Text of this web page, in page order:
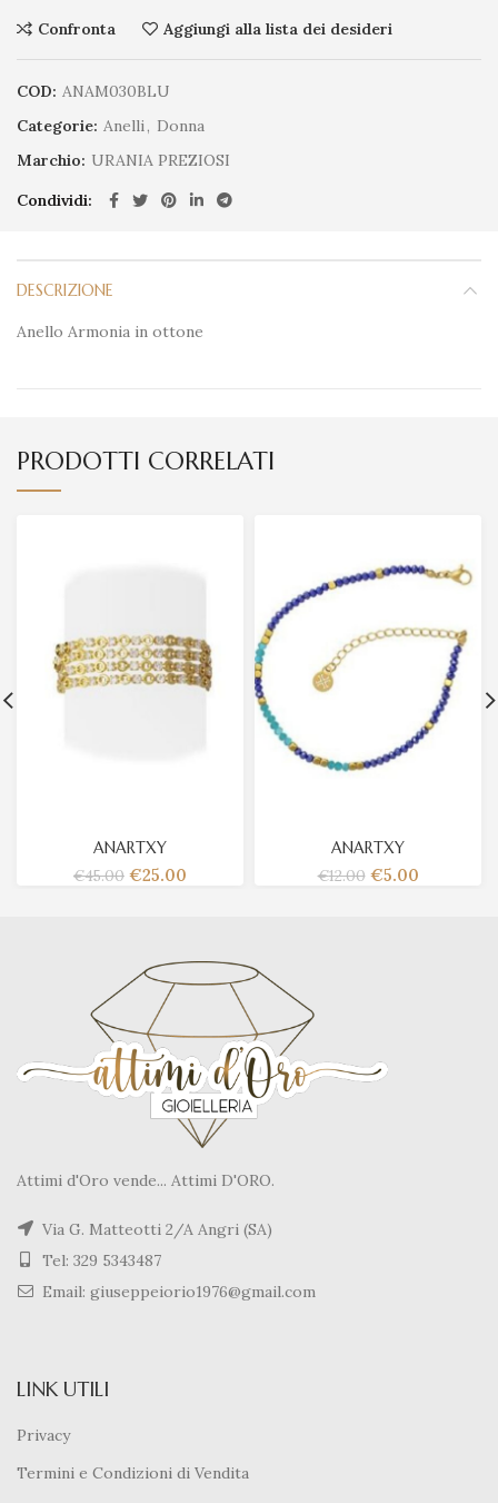
Confronta Aggiungi alla lista dei desideri
COD: ANAM030BLU
Categorie: Anelli, Donna
Marchio: URANIA PREZIOSI
Condividi
DESCRIZIONE
Anello Armonia in ottone
PRODOTTI CORRELATI
ANARTXY
€45.00 €25.00
ANARTXY
€12.00 €5.00
Attimi d'Oro vende... Attimi D'ORO.
Via G. Matteotti 2/A Angri (SA)
Tel: 329 5343487
Email: giuseppeiorio1976@gmail.com
LINK UTILI
Privacy
Termini e Condizioni di Vendita